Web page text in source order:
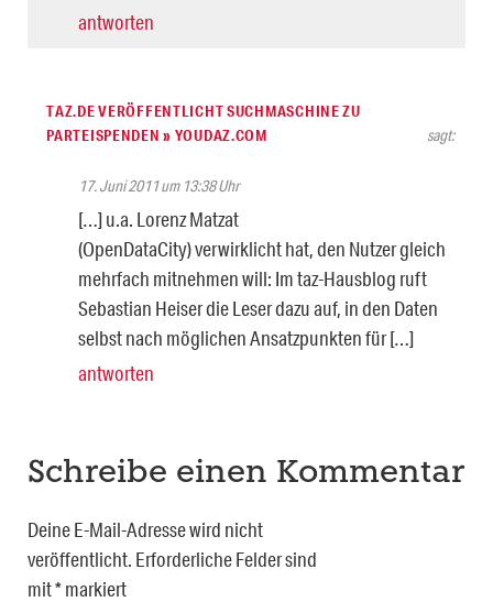
antworten
TAZ.DE VERÖFFENTLICHT SUCHMASCHINE ZU
PARTEISPENDEN » YOUDAZ.COM
sagt:
17. Juni 2011 um 13:38 Uhr
[…] u.a. Lorenz Matzat
(OpenDataCity) verwirklicht hat, den Nutzer gleich
mehrfach mitnehmen will: Im taz-Hausblog ruft
Sebastian Heiser die Leser dazu auf, in den Daten
selbst nach möglichen Ansatzpunkten für […]
antworten
Schreibe einen Kommentar
Deine E-Mail-Adresse wird nicht
veröffentlicht. Erforderliche Felder sind
mit*markiert